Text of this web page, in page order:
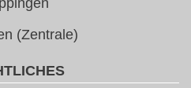
(Zentrale)